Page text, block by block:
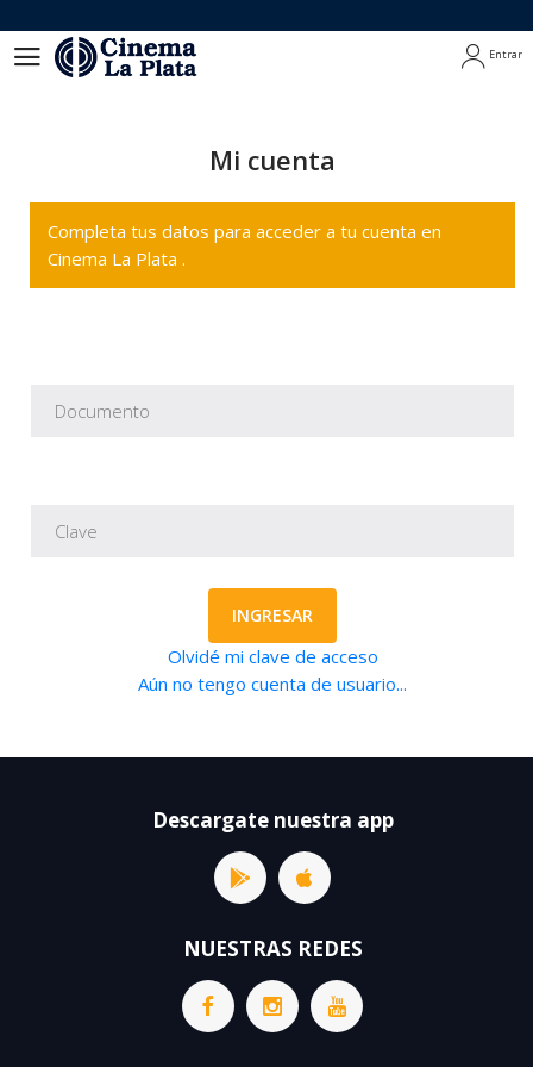
Entrar
Mi cuenta
Completa tus datos para acceder a tu cuenta en
Cinema La Plata .
INGRESAR
Olvidé mi clave de acceso
Aún no tengo cuenta de usuario...
Descargate nuestra app
NUESTRAS REDES